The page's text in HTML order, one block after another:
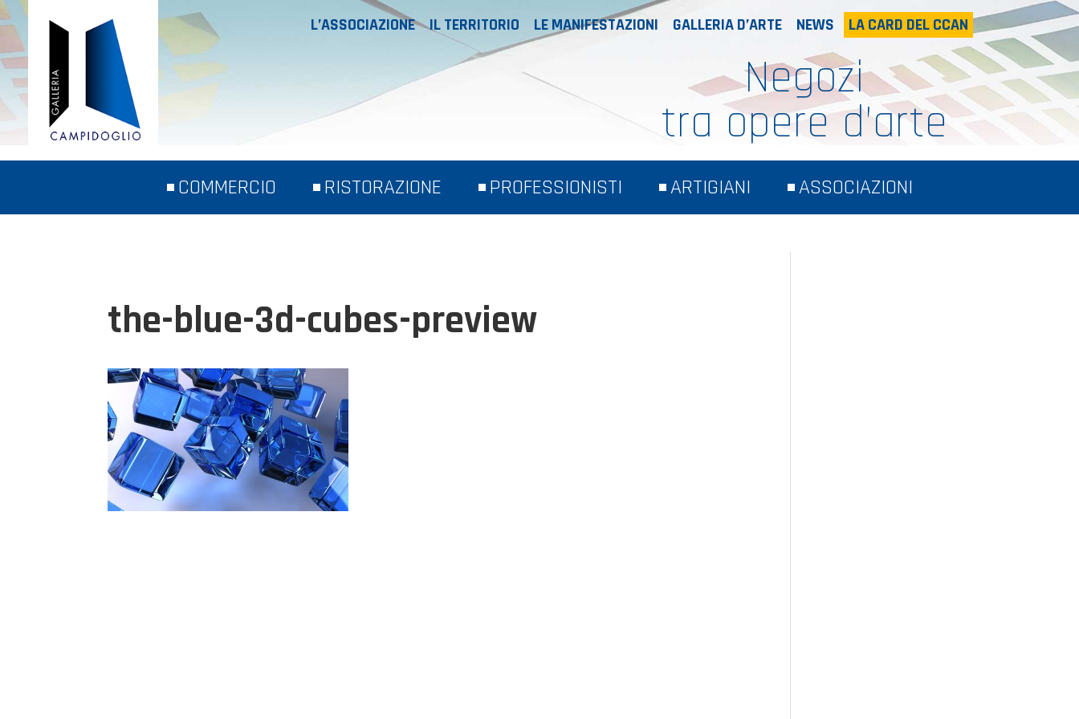
L’ASSOCIAZIONE IL TERRITORIO LE MANIFESTAZIONI GALLERIA D’ARTE NEWS LA CARD DEL CCAN
Negozi
tra opere d’arte
COMMERCIO RISTORAZIONE PROFESSIONISTI ARTIGIANI ASSOCIAZIONI
the-blue-3d-cubes-preview